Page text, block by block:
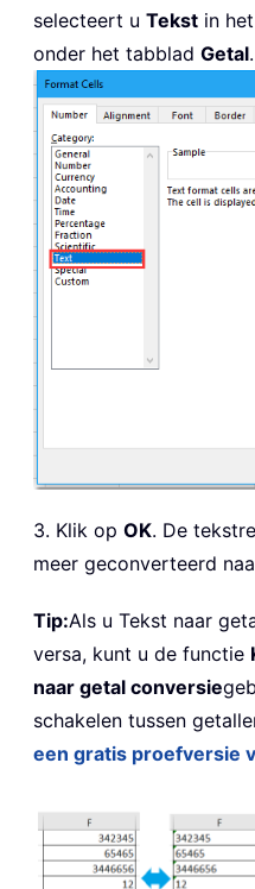
selecteert u Tekst in het
onder het tabblad Getal.
3. Klik op OK. De
meer geconverteerd
Tip:Als u Tekst naar
versa, kunt u de functie
naar getal conversie
schakelen tussen
een gratis proefversie